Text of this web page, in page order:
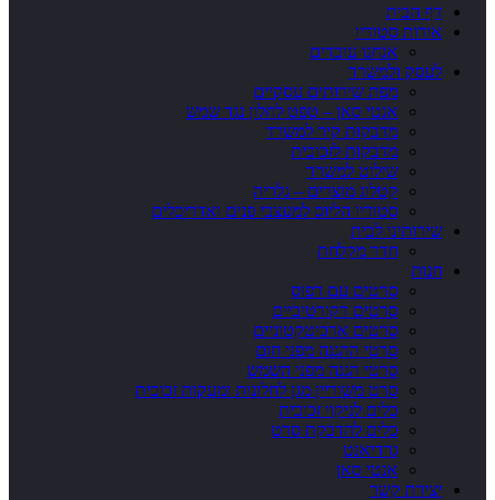
דף הבית
אודות סטודיו
אנחנו עובדים
לעסק ולמשרד
מפת שירותים עסקיים
אנטי סאן – טפט לחלון נגד שמש
מדבקות קיר למשרד
מדבקות לזכוכית
שילוט למשרד
קטלוג מוצרים – גלריה
סטודיו הליוס למעצבי פנים ואדריכלים
שירותינו לבית
חדר מקלחת
חנות
סרטים עם דפוס
סרטים דקורטיביים
סרטים ארכיטקטוניים
סרטי ההגנה מפני חום
סרטי הגנה מפני השמש
סרט משוריין מגן לחלונות ומעקות זכוכית
כלים לניקוי זכוכית
כלים להדבקת סרט
גרדיאנט
אנטי סאן
יצירת קשר